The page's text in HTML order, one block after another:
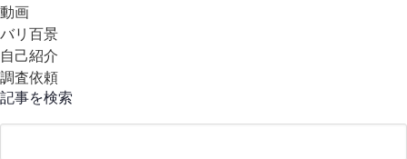
動画
バリ百景
自己紹介
調査依頼
記事を検索